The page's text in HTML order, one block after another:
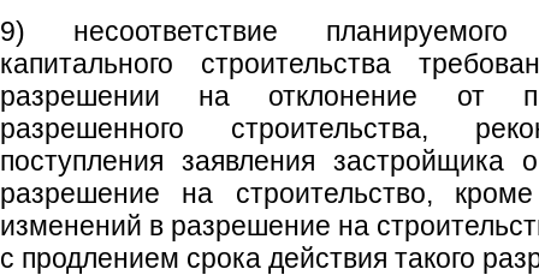
9) несоответствие
капитального строительства
разрешении на отклонение от
разрешенного строительства,
поступления заявления
разрешение на строительство,
изменений в разрешение на
с продлением срока действия такого